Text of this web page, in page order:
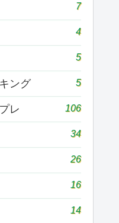
7
4
5
ング 5
レ 106
34
26
16
14